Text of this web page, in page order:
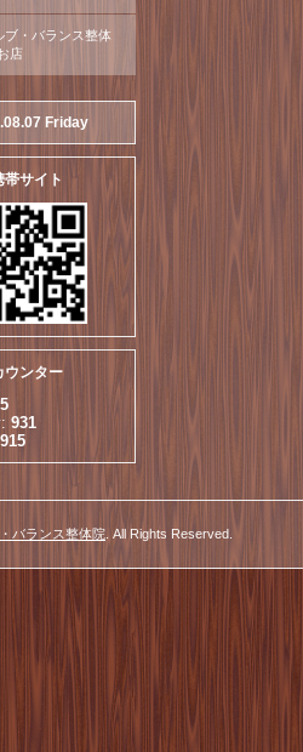
ブ・バランス整体
店
Friday
帯サイト
ウンター
931
バランス整体院 . All Rights Reserved.